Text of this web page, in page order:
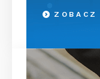
ZOBACZ